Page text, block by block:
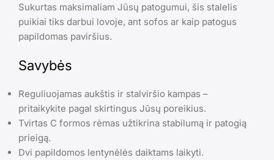
Sukurtas maksimaliam Jūsų patogumui, šis stalelis
puikiai tiks darbui lovoje, ant sofos ar kaip patogus
papildomas paviršius.
Savybės
Reguliuojamas aukštis ir stalviršio kampas –
pritaikykite pagal skirtingus Jūsų poreikius.
Tvirtas C formos rėmas užtikrina stabilumą ir patogią
prieigą.
Dvi papildomos lentynėlės daiktams laikyti.